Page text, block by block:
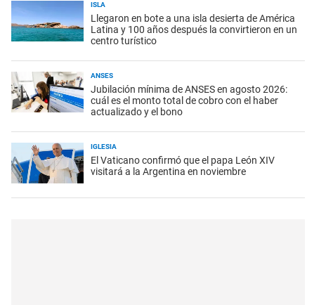
ISLA
Llegaron en bote a una isla desierta de América
Latina y 100 años después la convirtieron en un
centro turístico
ANSES
Jubilación mínima de ANSES en agosto 2026:
cuál es el monto total de cobro con el haber
actualizado y el bono
IGLESIA
El Vaticano confirmó que el papa León XIV
visitará a la Argentina en noviembre